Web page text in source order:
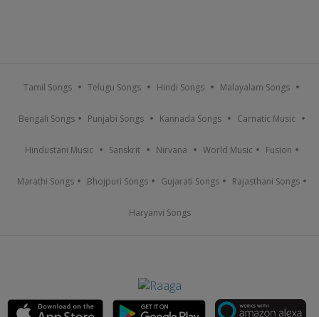
Tamil Songs Telugu Songs Hindi Songs Malayalam Songs
Bengali Songs Punjabi Songs Kannada Songs Carnatic Music
Hindustani Music Sanskrit Nirvana World Music Fusion
Marathi Songs Bhojpuri Songs Gujarati Songs Rajasthani Songs
Haryanvi Songs